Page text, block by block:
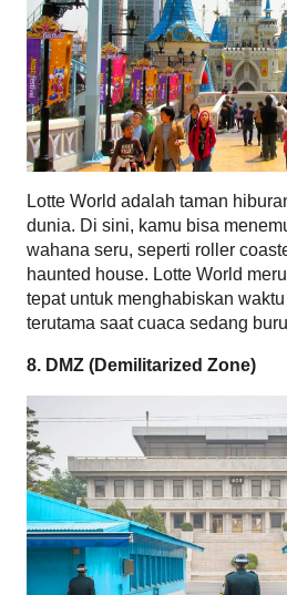
Lotte World adalah taman
dunia. Di sini, kamu bisa
wahana seru, seperti roller
haunted house. Lotte World
tepat untuk menghabiskan
terutama saat cuaca sedang
8. DMZ (Demilitarized Zone)